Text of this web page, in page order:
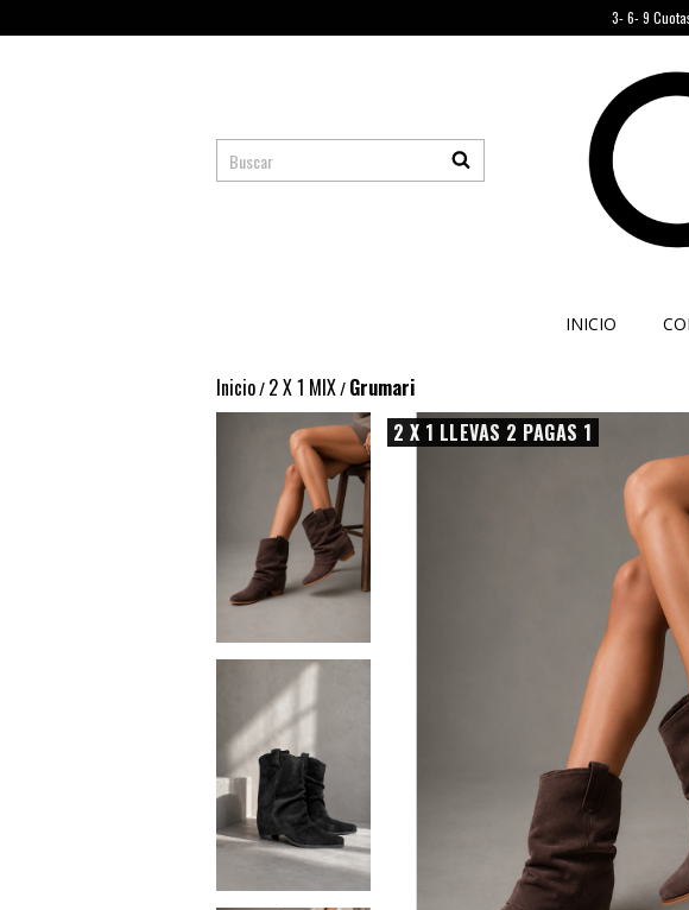
3- 6- 9
INICIO
Inicio/2 X 1 MIX/Grumari
2 X 1 LLEVAS 2 PAGAS 1